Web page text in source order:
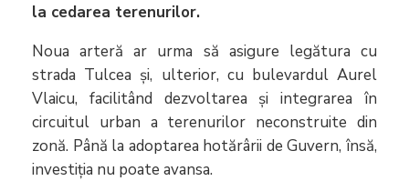
la cedarea terenurilor.
Noua arteră ar urma să asigure legătura cu
strada Tulcea și, ulterior, cu bulevardul Aurel
Vlaicu, facilitând dezvoltarea și integrarea în
circuitul urban a terenurilor neconstruite din
zonă. Până la adoptarea hotărârii de Guvern, însă,
investiția nu poate avansa.